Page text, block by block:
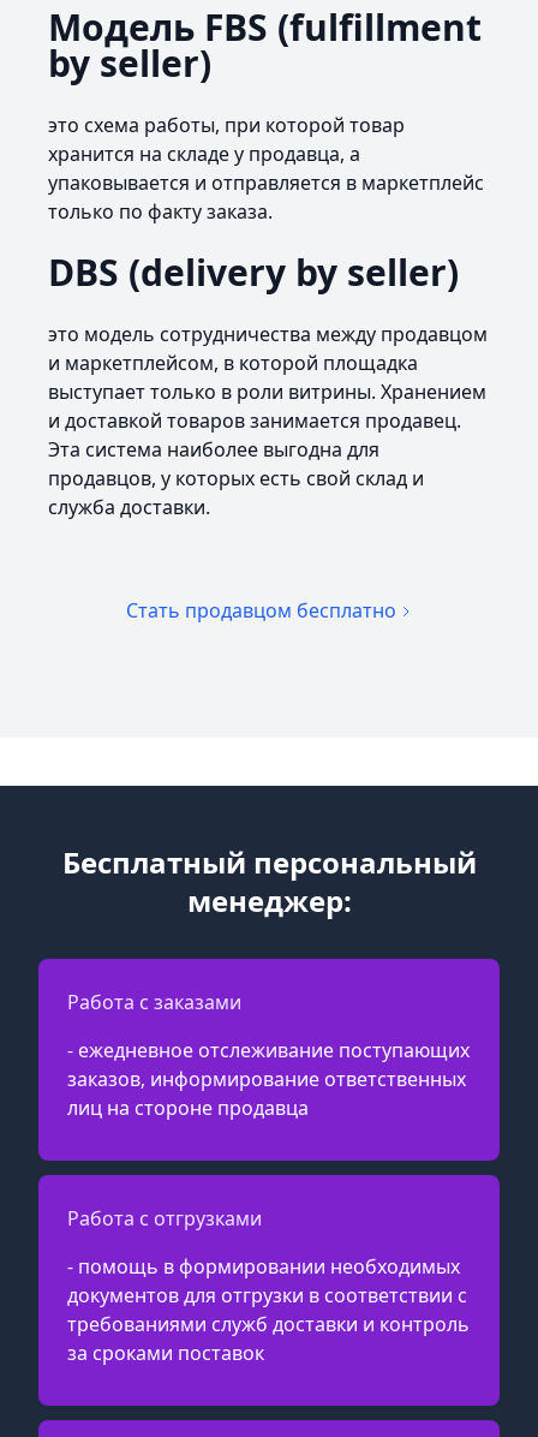
Модель FBS (fulfillment
by seller)
это схема работы, при которой товар
хранится на складе у продавца, а
упаковывается и отправляется в маркетплейс
только по факту заказа.
DBS (delivery by seller)
это модель сотрудничества между продавцом
и маркетплейсом, в которой площадка
выступает только в роли витрины. Хранением
и доставкой товаров занимается продавец.
Эта система наиболее выгодна для
продавцов, у которых есть свой склад и
служба доставки.
Стать продавцом бесплатно
Бесплатный персональный
менеджер:
Работа с заказами
- ежедневное отслеживание поступающих
заказов, информирование ответственных
лиц на стороне продавца
Работа с отгрузками
- помощь в формировании необходимых
документов для отгрузки в соответствии с
требованиями служб доставки и контроль
за сроками поставок